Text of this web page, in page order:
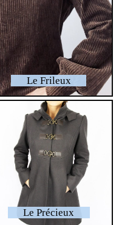
Le Frileux
Le Précieux